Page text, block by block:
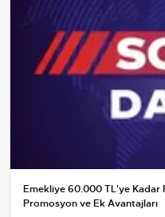
Emekliye 60.000 TL'ye Kadar
Promosyon ve Ek Avantajları